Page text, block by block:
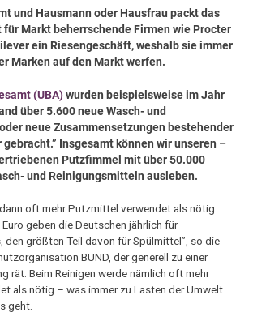
und Hausmann oder Hausfrau packt das
für Markt beherrschende Firmen wie Procter
ein Riesengeschäft, weshalb sie immer
Marken auf den Markt werfen.
(UBA)wurden beispielsweise im Jahr
über 5.600 neue Wasch- und
neue Zusammensetzungen bestehender
gebracht.” Insgesamt können wir unseren –
Putzfimmel mit über 50.000
und Reinigungsmitteln ausleben.
oft mehr Putzmittel verwendet als nötig.
Euro geben die Deutschen jährlich für
den größten Teil davon für Spülmittel”, so die
BUND, der generell zu einer
rät. Beim Reinigen werde nämlich oft mehr
als nötig – was immer zu Lasten der Umwelt
geht.